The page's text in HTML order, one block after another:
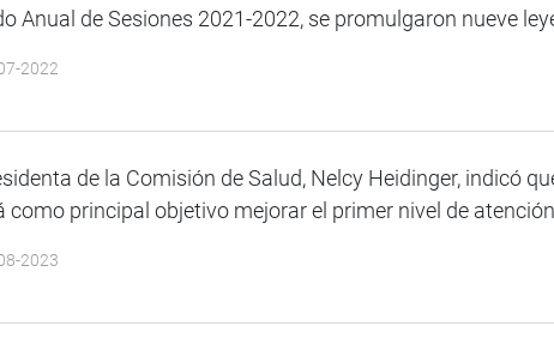
Anual de Sesiones 2021-2022, se promulgaron nueve
2022
de la Comisión de Salud, Nelcy Heidinger, indicó
como principal objetivo mejorar el primer nivel de
2023